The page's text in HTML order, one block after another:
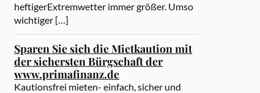
heftigerExtremwetter immer größer. Umso
wichtiger […]
Sparen Sie sich die Mietkaution mit
der sichersten Bürgschaft der
www.primafinanz.de
Kautionsfrei mieten- einfach, sicher und